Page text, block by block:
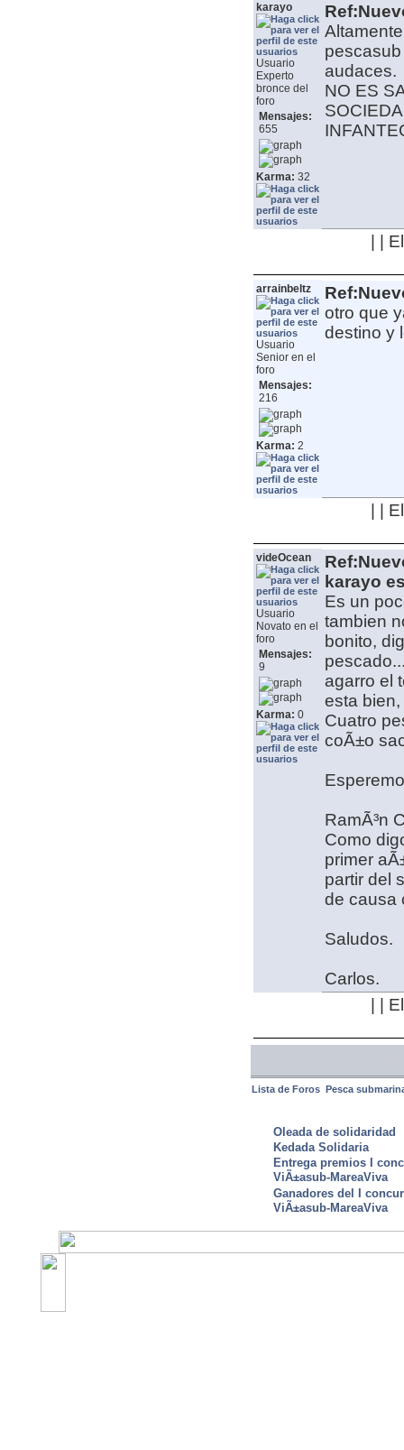
karayo
Usuario
Experto
bronce del
foro
Mensajes:
655
Karma: 32
audaces.
NO ES
| |
arrainbeltz
Usuario
Senior en el
foro
Mensajes:
216
Karma: 2
otro que
destino y
| |
videOcean
Usuario
Novato en el
foro
Mensajes:
9
Karma: 0
karayo
Es un
tambien
bonito,
agarro el
esta
Cuatro
coÃ±o
RamÃ³n
Como
primer
partir del
de causa
Saludos.
Carlos.
| |
Lista de Foros Pesca
Oleada de solidaridad
Kedada Solidaria
Entrega premios I
ViÃ±asub-MareaViva
Ganadores del I
ViÃ±asub-MareaViva